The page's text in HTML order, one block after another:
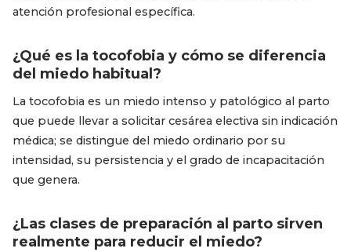
atención profesional específica.
¿Qué es la tocofobia y cómo se diferencia
del miedo habitual?
La tocofobia es un miedo intenso y patológico al parto
que puede llevar a solicitar cesárea electiva sin indicación
médica; se distingue del miedo ordinario por su
intensidad, su persistencia y el grado de incapacitación
que genera.
¿Las clases de preparación al parto sirven
realmente para reducir el miedo?